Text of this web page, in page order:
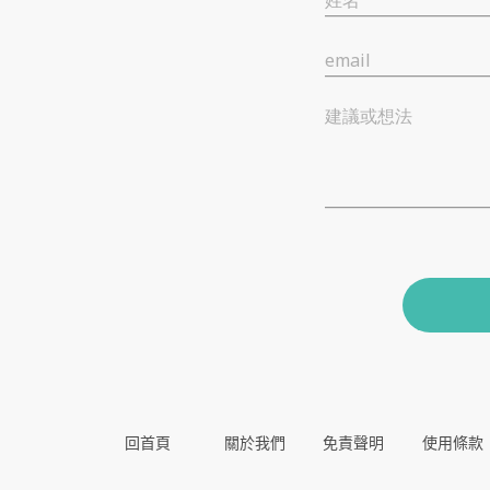
email
建議或想法
回首頁 關於我們 免責聲明 使用條款